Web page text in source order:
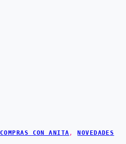
COMPRAS CON ANITA , NOVEDADES